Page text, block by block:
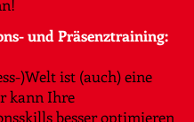
und Präsenztraining:
)Welt ist (auch) eine
kann Ihre
besser optimieren